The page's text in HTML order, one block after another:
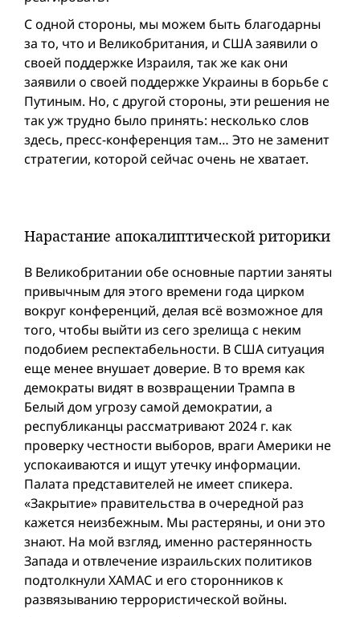
С одной стороны, мы можем быть благодарны
за то, что и Великобритания, и США заявили о
своей поддержке Израиля, так же как они
заявили о своей поддержке Украины в борьбе с
Путиным. Но, с другой стороны, эти решения не
так уж трудно было принять: несколько слов
здесь, пресс-конференция там… Это не заменит
стратегии, которой сейчас очень не хватает.
Нарастание апокалиптической риторики
В Великобритании обе основные партии заняты
привычным для этого времени года цирком
вокруг конференций, делая всё возможное для
того, чтобы выйти из ceго зрелища с неким
подобием респектабельности. В США ситуация
еще менее внушает доверие. В то время как
демократы видят в возвращении Трампа в
Белый дом угрозу самой демократии, а
республиканцы рассматривают 2024 г. как
проверку честности выборов, враги Америки не
успокаиваются и ищут утечку информации.
Палата представителей не имеет спикера.
«Закрытие» правительства в очередной раз
кажется неизбежным. Мы растеряны, и они это
знают. На мой взгляд, именно растерянность
Запада и отвлечение израильских политиков
подтолкнули ХАМАС и его сторонников к
развязыванию террористической вой­ны.